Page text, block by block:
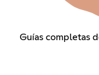
Guías completas